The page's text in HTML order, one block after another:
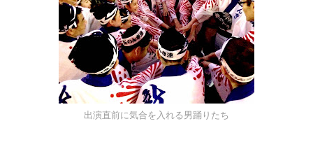
出演直前に気合を入れる男踊りたち